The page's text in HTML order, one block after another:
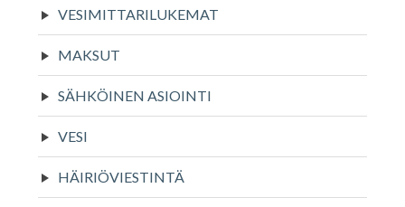
VESIMITTARILUKEMAT
MAKSUT
SÄHKÖINEN ASIOINTI
VESI
HÄIRIÖVIESTINTÄ